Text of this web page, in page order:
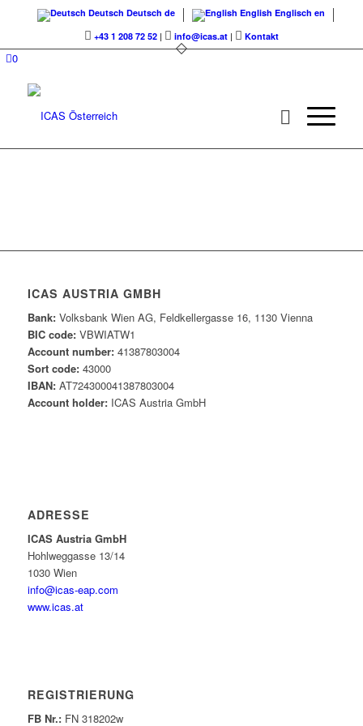
Deutsch Deutsch de English Englisch en
+43 1 208 72 52| info@icas.at| Kontakt
0
ICAS AUSTRIA GMBH
Bank:Volksbank Wien AG, Feldkellergasse 16, 1130 Vienna
BIC code:VBWIATW1
Account number:41387803004
Sort code:43000
IBAN:AT724300041387803004
Account holder:ICAS Austria GmbH
ADRESSE
ICAS Austria GmbH
Hohlweggasse 13/14
1030 Wien
info@icas-eap.com
www.icas.at
REGISTRIERUNG
FB Nr.:FN 318202w